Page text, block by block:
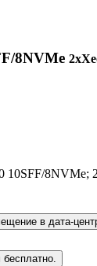
8NVMe
10SFF/
в дата-